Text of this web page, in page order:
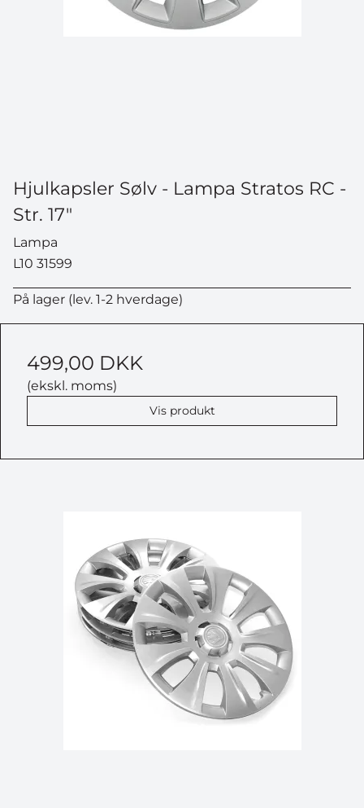
Hjulkapsler Sølv - Lampa Stratos RC -
Str. 17"
Lampa
L10 31599
På lager (lev. 1-2 hverdage)
499,00 DKK
(ekskl. moms)
Vis produkt